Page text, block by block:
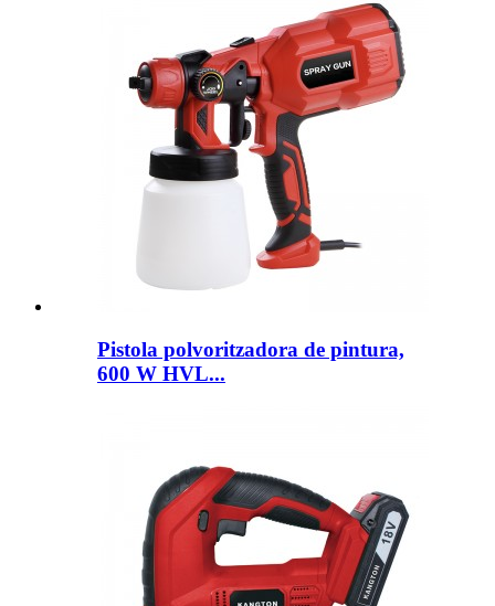
Pistola polvoritzadora de pintura,
600 W HVL...